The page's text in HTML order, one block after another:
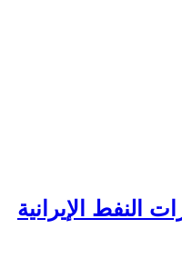
النفط الإيرانية